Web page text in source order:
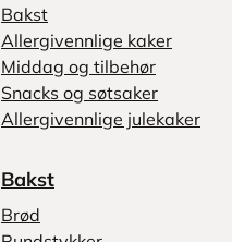
Bakst
Allergivennlige kaker
Middag og tilbehør
Snacks og søtsaker
Allergivennlige julekaker
Bakst
Brød